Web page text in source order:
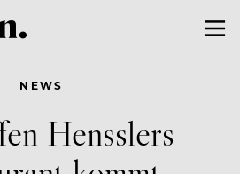
NEWS
Hensslers